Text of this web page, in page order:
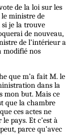
de la loi sur les
ministre de
je la trouve
de nouveau,
de l’intérieur a
modifié nos
que m’a fait M. le
dans la
mon but. Mais ce
que la chambre
ces actes ne
pays. Et c’est à
parce qu’avec